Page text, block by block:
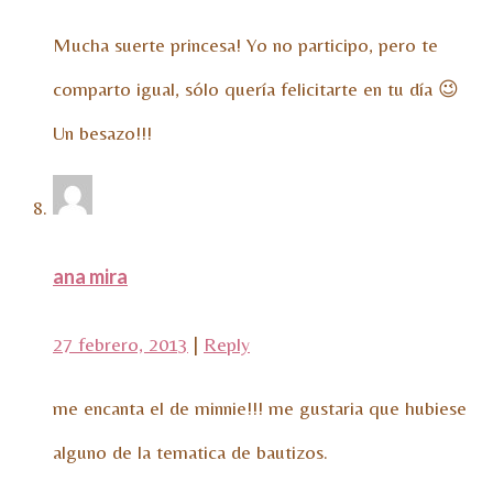
Mucha suerte princesa! Yo no participo, pero te
comparto igual, sólo quería felicitarte en tu día 😉
Un besazo!!!
ana mira
27 febrero, 2013 | Reply
me encanta el de minnie!!! me gustaria que hubiese
alguno de la tematica de bautizos.